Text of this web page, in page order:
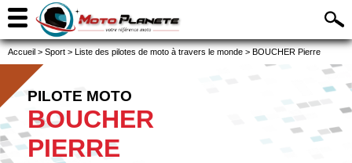
Accueil > Sport > Liste des pilotes de moto à travers le monde > BOUCHER Pierre
PILOTE MOTO
BOUCHER
PIERRE